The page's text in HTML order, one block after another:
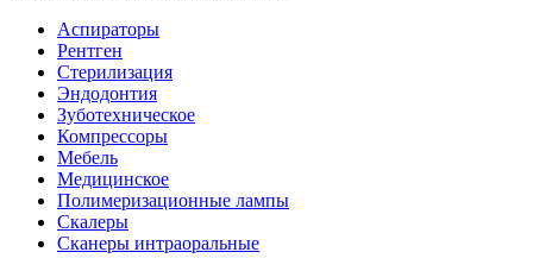
Аспираторы
Рентген
Стерилизация
Эндодонтия
Зуботехническое
Компрессоры
Мебель
Медицинское
Полимеризационные лампы
Скалеры
Сканеры интраоральные